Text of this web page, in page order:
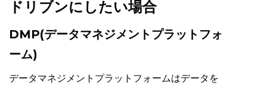
ドリブンにしたい場合
DMP(データマネジメントプラットフォ
ーム)
データマネジメントプラットフォームはデータを